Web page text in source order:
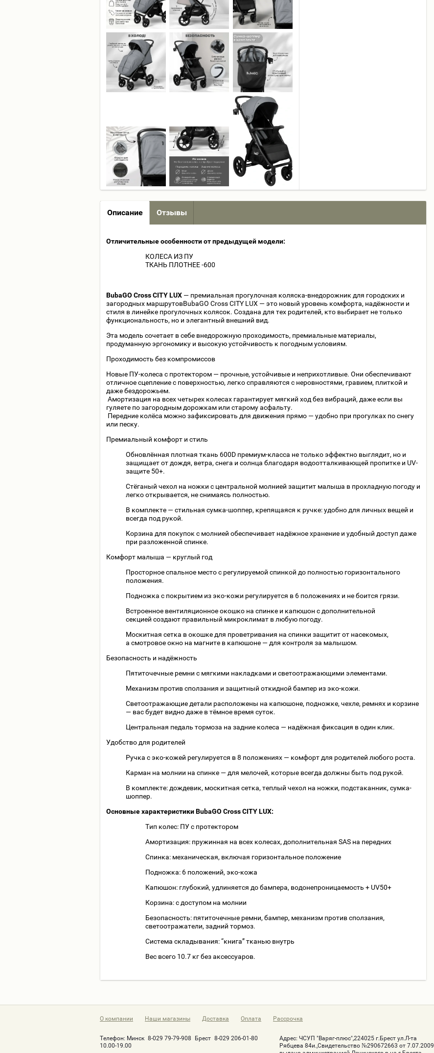
Описание Отзывы
Отличительные особенности от предыдущей модели:
КОЛЕСА ИЗ ПУ
ТКАНЬ ПЛОТНЕЕ -600
BubaGO Cross CITY LUX — премиальная прогулочная коляска-внедорожник для городских и
загородных маршрутовBubaGO Cross CITY LUX — это новый уровень комфорта, надёжности и
стиля в линейке прогулочных колясок. Создана для тех родителей, кто выбирает не только
функциональность, но и элегантный внешний вид.
Эта модель сочетает в себе внедорожную проходимость, премиальные материалы,
продуманную эргономику и высокую устойчивость к погодным условиям.
Проходимость без компромиссов
Новые ПУ-колеса с протектором — прочные, устойчивые и неприхотливые. Они обеспечивают
отличное сцепление с поверхностью, легко справляются с неровностями, гравием, плиткой и
даже бездорожьем.
Амортизация на всех четырех колесах гарантирует мягкий ход без вибраций, даже если вы
гуляете по загородным дорожкам или старому асфальту.
Передние колёса можно зафиксировать для движения прямо — удобно при прогулках по снегу
или песку.
Премиальный комфорт и стиль
Обновлённая плотная ткань 600D премиум-класса не только эффектно выглядит, но и
защищает от дождя, ветра, снега и солнца благодаря водоотталкивающей пропитке и UV-
защите 50+.
Стёганый чехол на ножки с центральной молнией защитит малыша в прохладную погоду и
легко открывается, не снимаясь полностью.
В комплекте — стильная сумка-шоппер, крепящаяся к ручке: удобно для личных вещей и
всегда под рукой.
Корзина для покупок с молнией обеспечивает надёжное хранение и удобный доступ даже
при разложенной спинке.
Комфорт малыша — круглый год
Просторное спальное место с регулируемой спинкой до полностью горизонтального
положения.
Подножка с покрытием из эко-кожи регулируется в 6 положениях и не боится грязи.
Встроенное вентиляционное окошко на спинке и капюшон с дополнительной
секцией создают правильный микроклимат в любую погоду.
Москитная сетка в окошке для проветривания на спинки защитит от насекомых,
а смотровое окно на магните в капюшоне — для контроля за малышом.
Безопасность и надёжность
Пятиточечные ремни с мягкими накладками и светоотражающими элементами.
Механизм против сползания и защитный откидной бампер из эко-кожи.
Светоотражающие детали расположены на капюшоне, подножке, чехле, ремнях и корзине
— вас будет видно даже в тёмное время суток.
Центральная педаль тормоза на задние колеса — надёжная фиксация в один клик.
Удобство для родителей
Ручка с эко-кожей регулируется в 8 положениях — комфорт для родителей любого роста.
Карман на молнии на спинке — для мелочей, которые всегда должны быть под рукой.
В комплекте: дождевик, москитная сетка, теплый чехол на ножки, подстаканник, сумка-
шоппер.
Основные характеристики BubaGO Cross CITY LUX:
Тип колес: ПУ с протектором
Амортизация: пружинная на всех колесах, дополнительная SAS на передних
Спинка: механическая, включая горизонтальное положение
Подножка: 6 положений, эко-кожа
Капюшон: глубокий, удлиняется до бампера, водонепроницаемость + UV50+
Корзина: с доступом на молнии
Безопасность: пятиточечные ремни, бампер, механизм против сползания,
светоотражатели, задний тормоз.
Система складывания: “книга” тканью внутрь
Вес всего 10.7 кг без аксессуаров.
О компании Наши магазины Доставка Оплата Рассрочка
Телефон: Минск 8-029 79-79-908 Брест 8-029 206-01-80
10.00-19.00
Адрес: ЧСУП "Варяг-плюс",224025 г.Брест ул.Л-та
Рябцева 84и.,Свидетельство №290672663 от 7.07.2009